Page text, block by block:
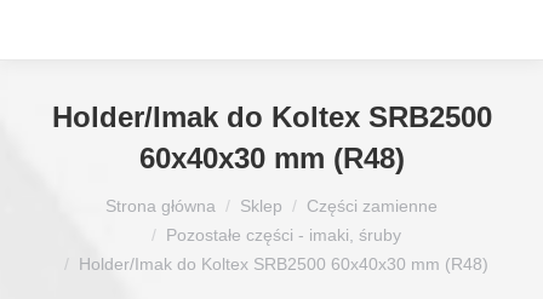
Holder/Imak do Koltex SRB2500
60x40x30 mm (R48)
Strona główna Sklep
Części zamienne
Pozostałe części - imaki, śruby
Holder/Imak do Koltex SRB2500 60x40x30 mm (R48)